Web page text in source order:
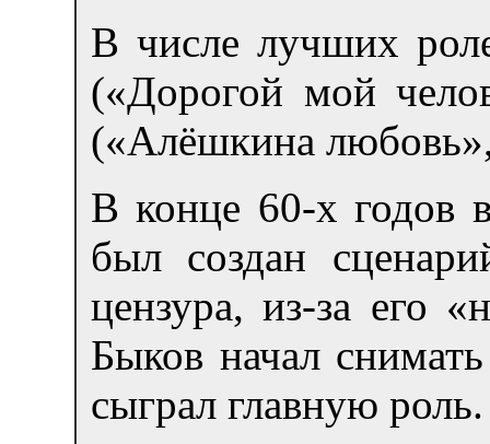
В числе лучших
(«Дорогой мой
(«Алёшкина
В конце 60-х годов
был создан
цензура, из-за его
Быков начал
сыграл главную роль.